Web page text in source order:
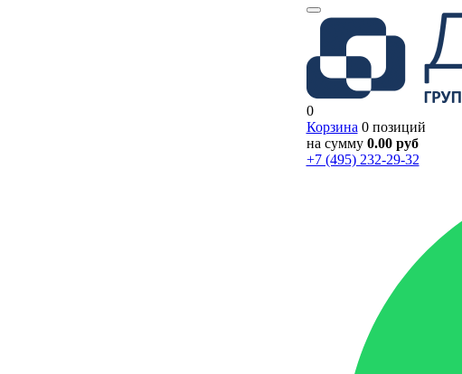
0
Корзина 0 позиций
на сумму 0.00 руб
+7 (495) 232-29-32